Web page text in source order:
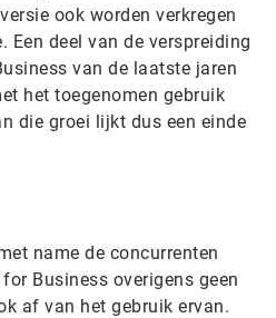
ook worden verkregen
Een deel van de verspreiding
van de laatste jaren
het toegenomen gebruik
die groei lijkt dus een einde
name de concurrenten
Business overigens geen
af van het gebruik ervan.